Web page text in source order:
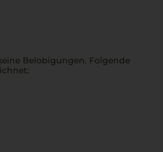
Belobigungen. Folgende